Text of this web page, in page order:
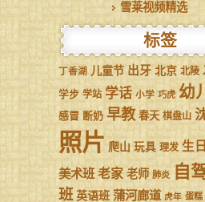
雪莱视频精选
标签
丁香湖 儿童节 出牙 北京 北陵
学步 学站 学话 小学 巧虎 幼
感冒 断奶 早教 春天 棋盘山
照片 爬山 玩具 理发 生日
美术班 老家 老师 肺炎 自
班 英语班 蒲河廊道 虎年 蛋糕